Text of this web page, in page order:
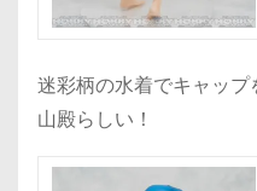
迷彩柄の水着でキャッ
山殿らしい！